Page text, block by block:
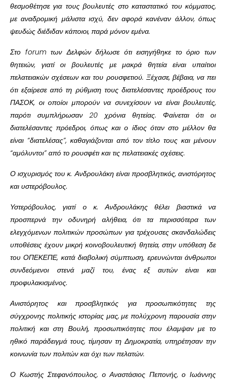
θεσμοθέτησε για τους βουλευτές στο καταστατικό του κόμματος,
με αναδρομική μάλιστα ισχύ, δεν αφορά κανέναν άλλον, όπως
ψευδώς διέδιδαν κάποιοι, παρά μόνον εμένα.
Στο forum των Δελφών δήλωσε ότι εισηγήθηκε το όριο των
θητειών, γιατί οι βουλευτές με μακρά θητεία είναι υπαίτιοι
πελατειακών σχέσεων και του ρουσφετιού. Ξέχασε, βέβαια, να πει
ότι εξαίρεσε από τη ρύθμιση τους διατελέσαντες προέδρους του
ΠΑΣΟΚ, οι οποίοι μπορούν να συνεχίσουν να είναι βουλευτές,
παρότι συμπλήρωσαν 20 χρόνια θητείας. Φαίνεται ότι οι
διατελέσαντες πρόεδροι, όπως και ο ίδιος όταν στο μέλλον θα
είναι “διατελέσας”, καθαγιάζονται από τον τίτλο τους και μένουν
“αμόλυντοι” από το ρουσφέτι και τις πελατειακές σχέσεις.
Ο ισχυρισμός του κ. Ανδρουλάκη είναι προσβλητικός, ανιστόρητος
και υστερόβουλος.
Υστερόβουλος, γιατί ο κ. Ανδρουλάκης θέλει βιαστικά να
προσπερνά την οδυνηρή αλήθεια, ότι τα περισσότερα των
ελεγχόμενων πολιτικών προσώπων για τρέχουσες σκανδαλώδεις
υποθέσεις έχουν μικρή κοινοβουλευτική θητεία, στην υπόθεση δε
του ΟΠΕΚΕΠΕ, κατά διαβολική σύμπτωση, ερευνώνται άνθρωποι
συνδεόμενοι στενά μαζί του, ένας εξ αυτών είναι και
προφυλακισμένος.
Ανιστόρητος και προσβλητικός για προσωπικότητες της
σύγχρονης πολιτικής ιστορίας μας, με πολύχρονη παρουσία στην
πολιτική και στη Βουλή, προσωπικότητες που έλαμψαν με το
ηθικό παράδειγμά τους, τίμησαν τη Δημοκρατία, υπηρέτησαν την
κοινωνία των πολιτών και όχι των πελατών.
Ο Κωστής Στεφανόπουλος, ο Αναστάσιος Πεπονής, ο Ιωάννης